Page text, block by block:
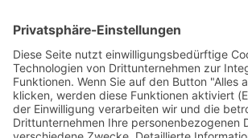
57258 Freudenberg
+49 (0) 15117609865
office(at)talentscout.de